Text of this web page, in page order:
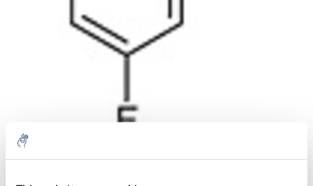
Cantidad Producto Precio Details